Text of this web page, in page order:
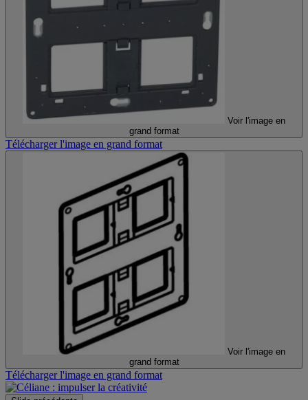
Voir l'image en
grand format
Télécharger l'image en grand format
Voir l'image en
grand format
Télécharger l'image en grand format